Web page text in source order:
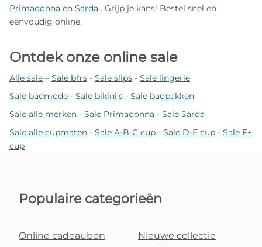
Primadonna en Sarda . Grijp je kans! Bestel snel en
eenvoudig online.
Ontdek onze online sale
Alle sale – Sale bh's - Sale slips - Sale lingerie
Sale badmode - Sale bikini's - Sale badpakken
Sale alle merken - Sale Primadonna - Sale Sarda
Sale alle cupmaten - Sale A-B-C cup - Sale D-E cup - Sale F+
cup
Populaire categorieën
Online cadeaubon Nieuwe collectie